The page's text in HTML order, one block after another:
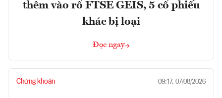
thêm vào rổ FTSE GEIS, 5 cổ phiếu
khác bị loại
Đọc ngay
Chứng khoán 09:17, 07/08/2026